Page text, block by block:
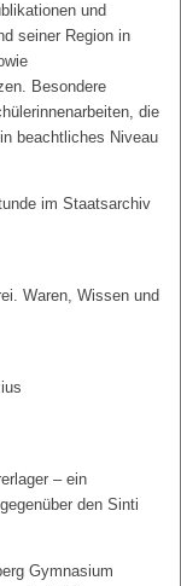
und
seiner Region in
Besondere
die
beachtliches Niveau
im Staatsarchiv
Waren, Wissen und
– ein
den Sinti
Gymnasium